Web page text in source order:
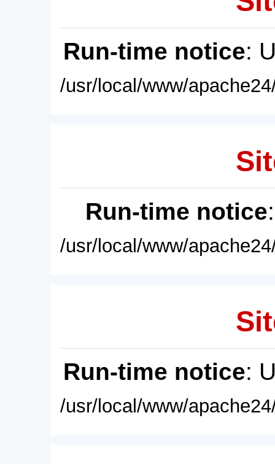
Run-time notice:
/usr/local/www/
Run-time notice
/usr/local/www/
Run-time notice:
/usr/local/www/